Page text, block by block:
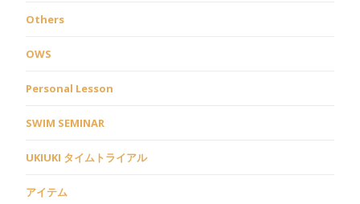
Others
OWS
Personal Lesson
SWIM SEMINAR
UKIUKI タイムトライアル
アイテム